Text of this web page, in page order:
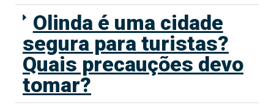
Olinda é uma cidade
segura para turistas?
Quais precauções devo
tomar?